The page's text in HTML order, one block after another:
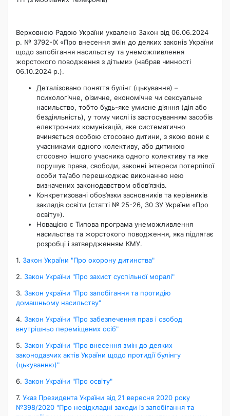
Верховною Радою України ухвалено Закон від 06.06.2024
р. № 3792-IX «Про внесення змін до деяких законів України
щодо запобігання насильству та унеможливлення
жорстокого поводження з дітьми» (набрав чинності
06.10.2024 р.).
Деталізовано поняття булінг (цькування) –
психологічне, фізичне, економічне чи сексуальне
насильство, тобто будь-яке умисне діяння (дія або
бездіяльність), у тому числі із застосуванням засобів
електронних комунікацій, яке систематично
вчиняється особою стосовно дитини, з якою вони є
учасниками одного колективу, або дитиною
стосовно іншого учасника одного колективу та яке
порушує права, свободи, законні інтереси потерпілої
особи та/або перешкоджає виконанню нею
визначених законодавством обов’язків.
Конкретизовані обов’язки засновників та керівників
закладів освіти (статті № 25-26, 30 ЗУ України «Про
освіту»).
Новацією є Типова програма унеможливлення
насильства та жорстокого поводження, яка підлягає
розробці і затвердженням КМУ.
1. Закон України "Про охорону дитинства"
2. Закон України "Про захист суспільної моралі"
3. Закон україни "Про запобігання та протидію
домашньому насильству"
4. Закон України "Про забезпечення прав і свобод
внутрішньо переміщених осіб"
5. Закон України "Про внесення змін до деяких
законодавчих актів України щодо протидії булінгу
(цькуванню)"
6. Закон України "Про освіту"
7. Указ Президента України від 21 вересня 2020 року
№398/2020 "Про невідкладні заходи із запобігання та